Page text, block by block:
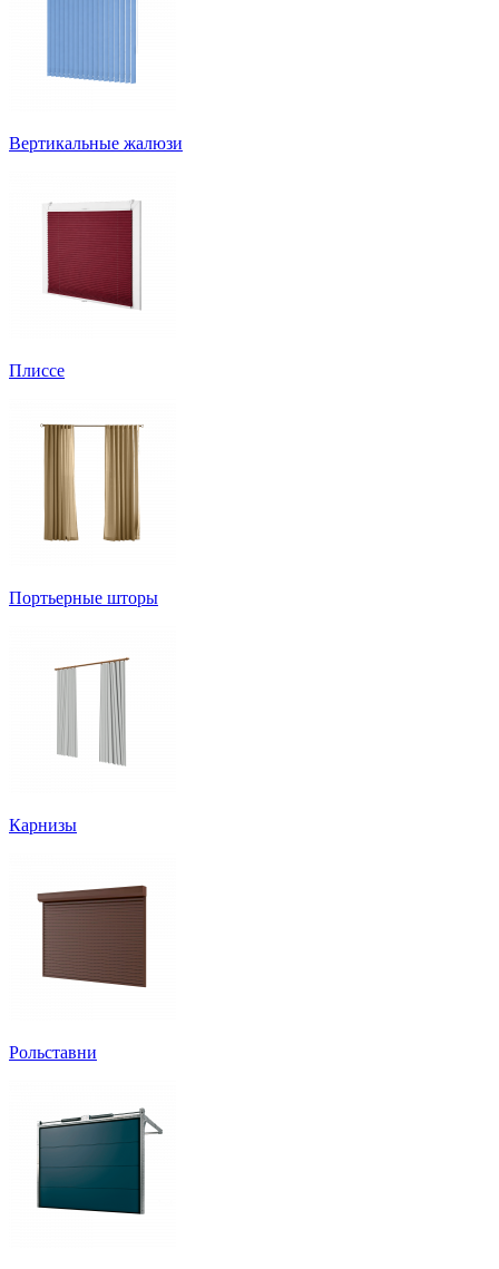
Вертикальные жалюзи
Плиссе
Портьерные шторы
Карнизы
Рольставни